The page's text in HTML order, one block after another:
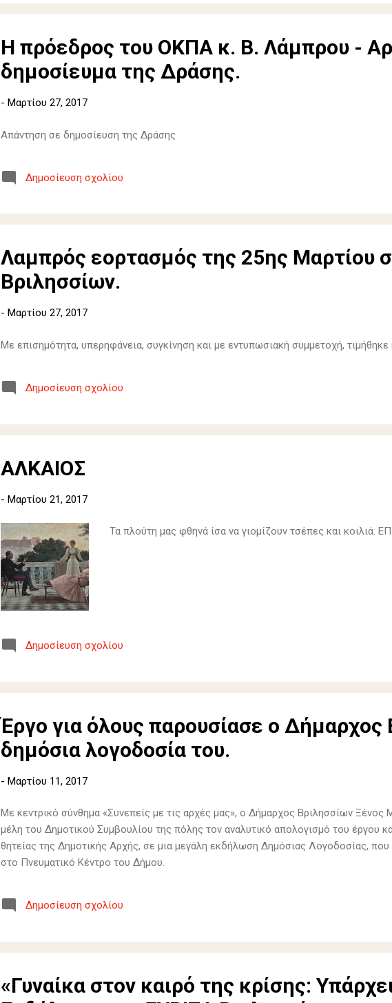
Η πρόεδρος του ΟΚΠΑ κ. Β. Λάμπρου -
δημοσίευμα της Δράσης.
- Μαρτίου 27, 2017
Απάντηση σε δημοσίευση της Δράσης
Δημοσίευση σχολίου
Λαμπρός εορτασμός της 25ης Μαρτίου
Βριλησσίων.
- Μαρτίου 27, 2017
Με επισημότητα, υπερηφάνεια, συγκίνηση και με εντυπωσιακή συμμετοχή,
Δημοσίευση σχολίου
ΑΛΚΑΙΟΣ
- Μαρτίου 21, 2017
Τα πλούτη μας φθηνά ίσα να γιομίζουν τσέπες και κοιλιά.
Δημοσίευση σχολίου
Έργο για όλους παρουσίασε ο Δήμαρχος
δημόσια λογοδοσία του.
- Μαρτίου 11, 2017
Με κεντρικό σύνθημα «Συνεπείς με τις αρχές μας», ο Δήμαρχος Βριλησσίων Ξένος
μέλη του Δημοτικού Συμβουλίου της πόλης τον αναλυτικό απολογισμό του έργου
θητείας της Δημοτικής Αρχής, σε μια μεγάλη εκδήλωση Δημόσιας Λογοδοσίας,
στο Πνευματικό Κέντρο του Δήμου.
Δημοσίευση σχολίου
«Γυναίκα στον καιρό της κρίσης: